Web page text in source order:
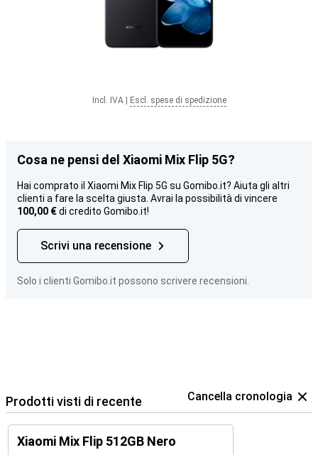
Incl. IVA| Escl. spese di spedizione
Cosa ne pensi del Xiaomi Mix Flip 5G?
Hai comprato il Xiaomi Mix Flip 5G su Gomibo.it? Aiuta gli altri
clienti a fare la scelta giusta. Avrai la possibilità di vincere
100,00 €di credito Gomibo.it!
Scrivi una recensione
Solo i clienti Gomibo.it possono scrivere recensioni.
Prodotti visti di recente Cancella cronologia
Xiaomi Mix Flip 512GB Nero